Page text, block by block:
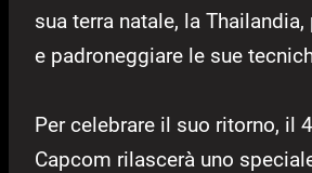
sua terra natale, la
e padroneggiare le sue
Per celebrare il suo ritorno, il
Capcom rilascerà uno